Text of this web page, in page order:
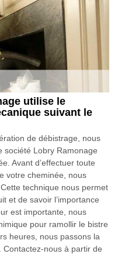
utilise le
suivant le
de débistrage, nous
société Lobry Ramonage
Avant d’effectuer toute
votre cheminée, nous
technique nous permet
et de savoir l’importance
est importante, nous
pour ramollir le bistre
heures, nous passons la
nous à partir de